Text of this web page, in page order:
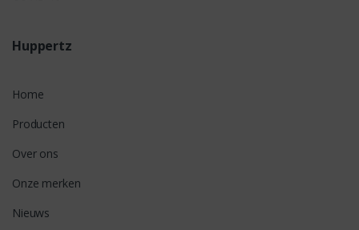
Huppertz
Home
Producten
Over ons
Onze merken
Nieuws